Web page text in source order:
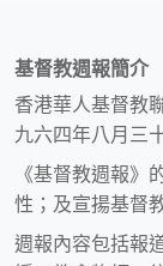
基督教週報簡介
香港華人基督教
九六四年八月三
《基督教週報》
性；及宣揚基督
週報內容包括報